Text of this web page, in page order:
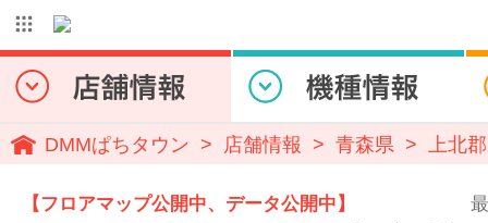
DMMぱちタウン 店舗情報 青森県 上北郡
【フロアマップ公開中、データ公開中】